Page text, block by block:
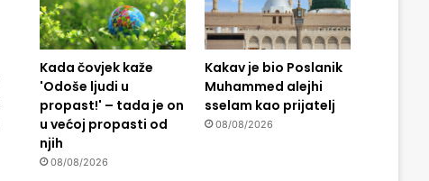
Kada čovjek kaže
'Odoše ljudi u
propast!' – tada je on
u većoj propasti od
njih
08/08/2026
Kakav je bio Poslanik
Muhammed alejhi
sselam kao prijatelj
08/08/2026